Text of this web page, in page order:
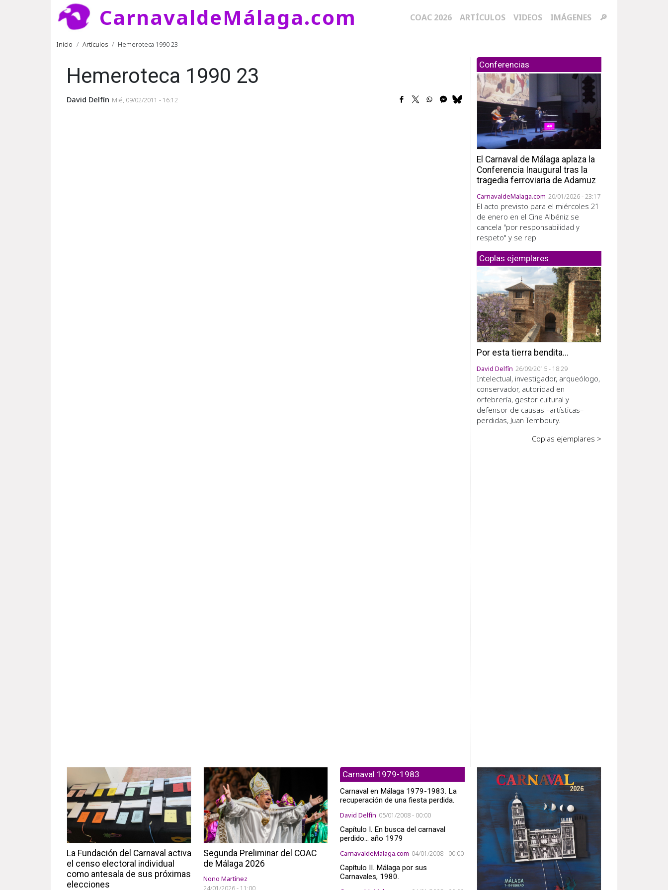
Pasar al contenido principal CarnavaldeMálaga.com Navegación principal
COAC 2026 ARTÍCULOS VIDEOS IMÁGENES 🔎
Ruta de navegación
Inicio Artículos Hemeroteca 1990 23
Hemeroteca 1990 23
David Delfín Mié, 09/02/2011 - 16:12
Conferencias
El Carnaval de Málaga aplaza la
Conferencia Inaugural tras la
tragedia ferroviaria de Adamuz
CarnavaldeMalaga.com 20/01/2026 - 23:17
El acto previsto para el miércoles 21
de enero en el Cine Albéniz se
cancela "por responsabilidad y
respeto" y se rep
Coplas ejemplares
Por esta tierra bendita...
David Delfín 26/09/2015 - 18:29
Intelectual, investigador, arqueólogo,
conservador, autoridad en
orfebrería, gestor cultural y
defensor de causas –artísticas–
perdidas, Juan Temboury.
Coplas ejemplares >
La Fundación del Carnaval activa
el censo electoral individual
como antesala de sus próximas
elecciones
Segunda Preliminar del COAC
de Málaga 2026
Nono Martínez
24/01/2026 - 11:00
Carnaval 1979-1983
Carnaval en Málaga 1979-1983. La
recuperación de una fiesta perdida.
David Delfín 05/01/2008 - 00:00
Capítulo I. En busca del carnaval
perdido... año 1979
CarnavaldeMalaga.com 04/01/2008 - 00:00
Capítulo II. Málaga por sus
Carnavales, 1980.